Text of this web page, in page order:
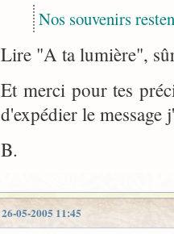
Nos souvenirs
Lire "A ta lumière",
Et merci pour tes
d'expédier le
B.
26-05-2005 11:45